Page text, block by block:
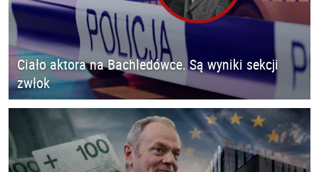
Ciało aktora na Bachledówce. Są wyniki sekcji
zwłok